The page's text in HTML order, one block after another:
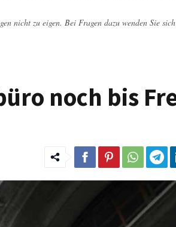
nicht zu eigen. Bei Fragen dazu wenden Sie
noch bis